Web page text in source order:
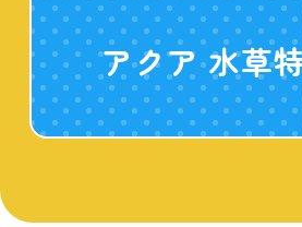
アクア 水草